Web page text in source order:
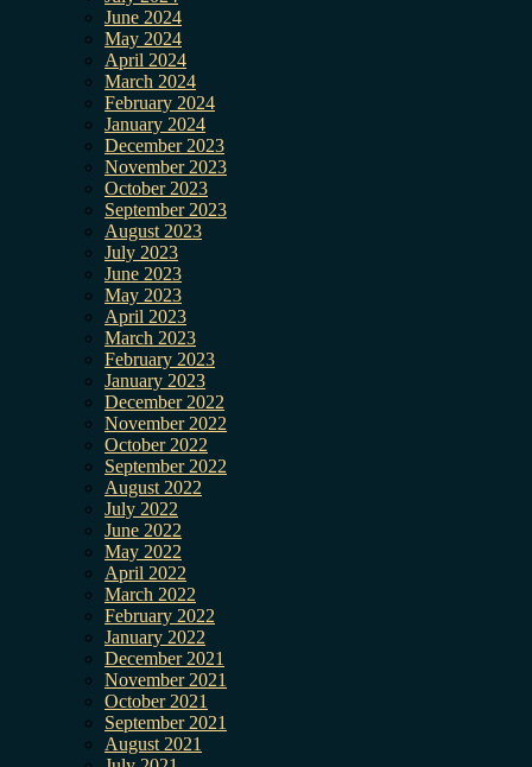
June 2024
May 2024
April 2024
March 2024
February 2024
January 2024
December 2023
November 2023
October 2023
September 2023
August 2023
July 2023
June 2023
May 2023
April 2023
March 2023
February 2023
January 2023
December 2022
November 2022
October 2022
September 2022
August 2022
July 2022
June 2022
May 2022
April 2022
March 2022
February 2022
January 2022
December 2021
November 2021
October 2021
September 2021
August 2021